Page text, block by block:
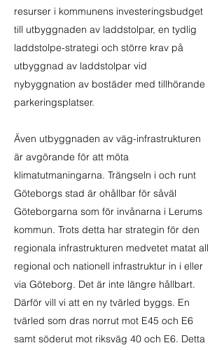
resurser i kommunens investeringsbudget
till utbyggnaden av laddstolpar, en tydlig
laddstolpe-strategi och större krav på
utbyggnad av laddstolpar vid
nybyggnation av bostäder med tillhörande
parkeringsplatser.
Även utbyggnaden av väg-infrastrukturen
är avgörande för att möta
klimatutmaningarna. Trängseln i och runt
Göteborgs stad är ohållbar för såväl
Göteborgarna som för invånarna i Lerums
kommun. Trots detta har strategin för den
regionala infrastrukturen medvetet matat all
regional och nationell infrastruktur in i eller
via Göteborg. Det är inte längre hållbart.
Därför vill vi att en ny tvärled byggs. En
tvärled som dras norrut mot E45 och E6
samt söderut mot riksväg 40 och E6. Detta